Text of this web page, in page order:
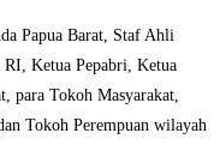
Papua Barat, Staf Ahli
RI, Ketua Pepabri, Ketua
para Tokoh Masyarakat,
Tokoh Perempuan wilayah